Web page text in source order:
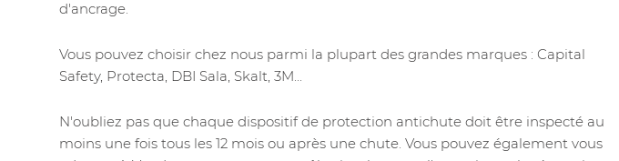
d'ancrage.
Vous pouvez choisir chez nous parmi la plupart des grandes marques : Capital
Safety, Protecta, DBI Sala, Skalt, 3M...
N'oubliez pas que chaque dispositif de protection antichute doit être inspecté au
moins une fois tous les 12 mois ou après une chute. Vous pouvez également vous